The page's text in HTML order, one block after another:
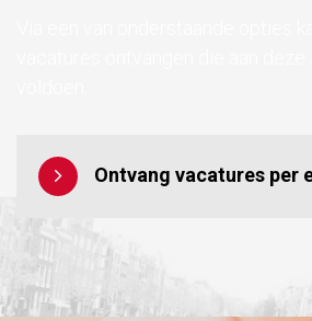
Ontvang vacatures per